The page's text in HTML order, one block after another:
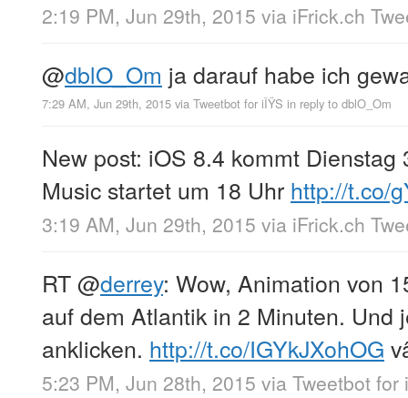
2:19 PM, Jun 29th, 2015 via iFrick.ch
@dblO_Om ja darauf habe ich
7:29 AM, Jun 29th, 2015 via Tweetbot for iÎŸS in reply to dblO_Om
New post: iOS 8.4 kommt
Music startet um 18 Uhr http://t.co/
3:19 AM, Jun 29th, 2015 via iFrick.ch
RT@derrey: Wow, Animation von
auf dem Atlantik in 2 Minuten. Und
anklicken. http://t.co/IGYkJXohOG
5:23 PM, Jun 28th, 2015 via Tweetbot for